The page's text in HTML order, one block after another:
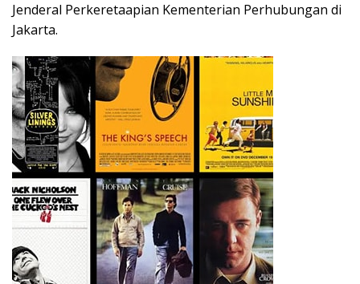
Jenderal Perkeretaapian Kementerian Perhubungan di
Jakarta.